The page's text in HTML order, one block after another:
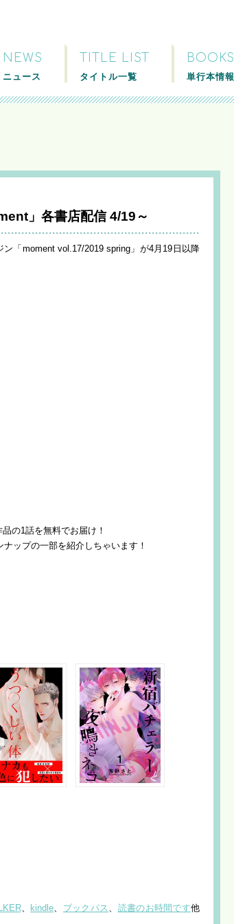
NEWS
ニュース
TITLE LIST
タイトル一覧
BOOKS
単行本情報
」各書店配信 4/19～
「moment vol.17/2019 spring」が4月19日以降
の1話を無料でお届け！
ップの一部を紹介しちゃいます！
、 kindle、 ブックパス 、 読書のお時間です他